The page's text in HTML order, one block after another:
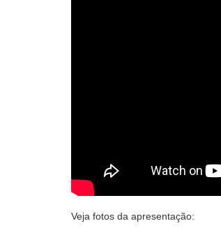
Veja fotos da apresentação: